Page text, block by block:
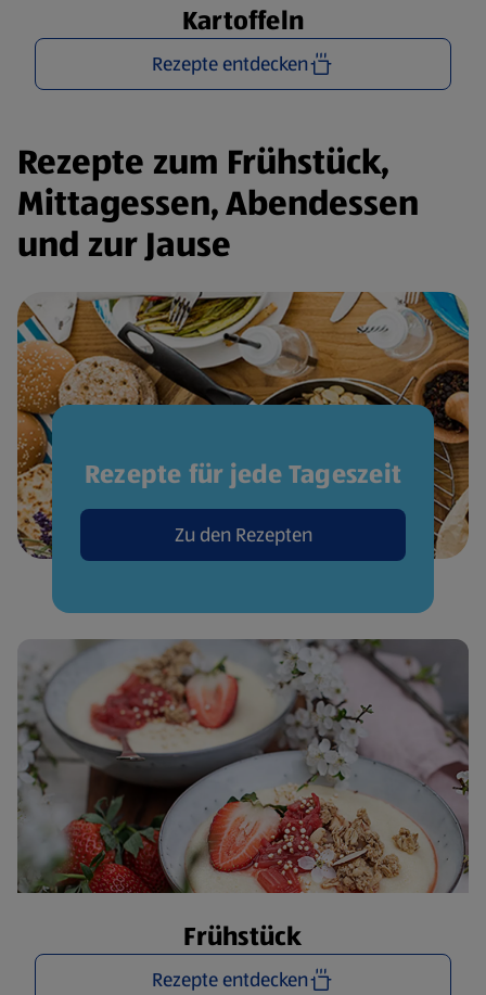
Kartoffeln
Rezepte entdecken
Rezepte zum Frühstück,
Mittagessen, Abendessen
und zur Jause
Rezepte für jede Tageszeit
Zu den Rezepten
Frühstück
Rezepte entdecken